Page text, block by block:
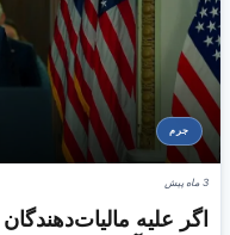
جرم
3 ماه پیش
اگر علیه